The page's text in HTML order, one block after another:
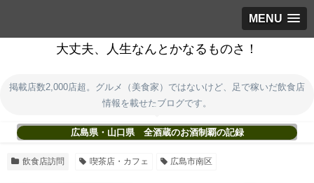
MENU
大丈夫、人生なんとかなるものさ！
掲載店数2,000店超。グルメ（美食家）ではないけど、足で稼いだ飲食店
情報を載せたブログです。
広島県・山口県 全酒蔵のお酒制覇の記録
飲食店訪問 喫茶店・カフェ 広島市南区